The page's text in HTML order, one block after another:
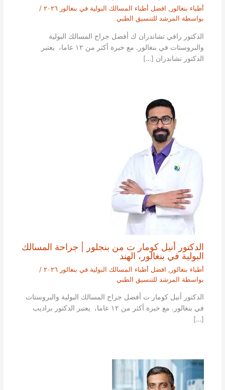
أطباء بنغالور , افضل أطباء المسالك البولية في بنغالور ٢٠٢٦
/
بواسطة المرشد للتنسيق الطبي
الدكتور رافي تشاندران ك أفضل جراح المسالك البولية
والبروستات في بنغالور. مع خبرة أكثر من ١٢ عاما، يعتبر
الدكتور تشاندران […]
الدكتور أنيل كومار ت من بنجلور | جراحة المسالك
البولية في بنغالور، الهند
أطباء بنغالور , افضل أطباء المسالك البولية في بنغالور ٢٠٢٦
/
بواسطة المرشد للتنسيق الطبي
الدكتور أنيل كومار ت أفضل جراح المسالك البولية والبروستات
في بنغالور. مع خبرة أكثر من ١٢ عاما، يعتبر الدكتور براديب
[…]